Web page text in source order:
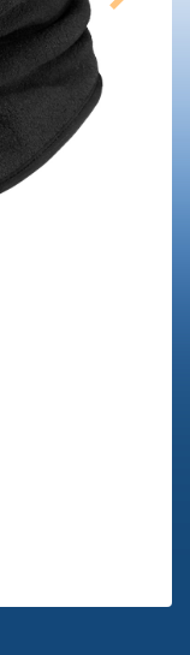
Next